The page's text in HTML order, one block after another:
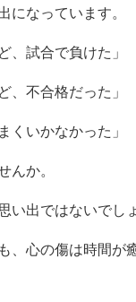
になっています。
、試合で負けた」
、不合格だった」
くいかなかった」
んか。
い出ではないでし
、心の傷は時間が